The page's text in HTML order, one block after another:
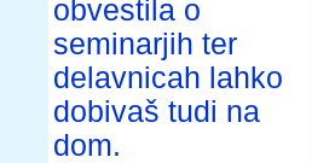
obvestila o
seminarjih ter
delavnicah lahko
dobivaš tudi na
dom.